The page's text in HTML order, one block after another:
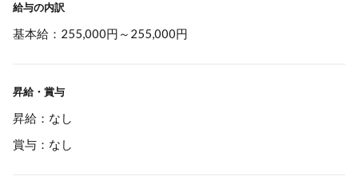
給与の内訳
基本給：255,000円～255,000円
昇給・賞与
昇給：なし
賞与：なし